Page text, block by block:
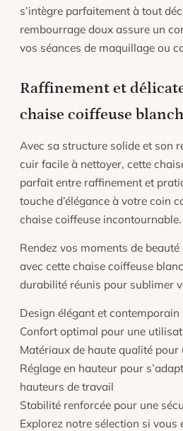
s’intègre parfaitement à tout
rembourrage doux assure un
vos séances de maquillage ou
Raffinement et
chaise coiffeuse
Avec sa structure solide et son
cuir facile à nettoyer, cette
parfait entre raffinement et
touche d’élégance à votre coin
chaise coiffeuse incontournable.
Rendez vos moments de
avec cette chaise coiffeuse
durabilité réunis pour sublimer
Design élégant et contemporain
Confort optimal pour une
Matériaux de haute qualité
Réglage en hauteur pour
hauteurs de travail
Stabilité renforcée pour une
Explorez notre sélection si vous